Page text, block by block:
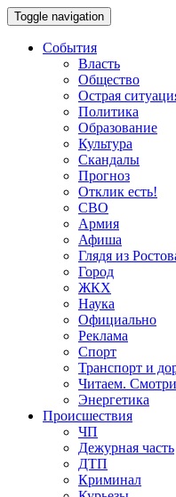
Toggle navigation
События
Власть
Общество
Острая
Политика
Образование
Культура
Скандалы
Прогноз
Отклик есть!
СВО
Армия
Афиша
Глядя из
Город
ЖКХ
Наука
Официально
Реклама
Спорт
Транспорт и
Читаем.
Энергетика
Происшествия
ЧП
Дежурная часть
ДТП
Криминал